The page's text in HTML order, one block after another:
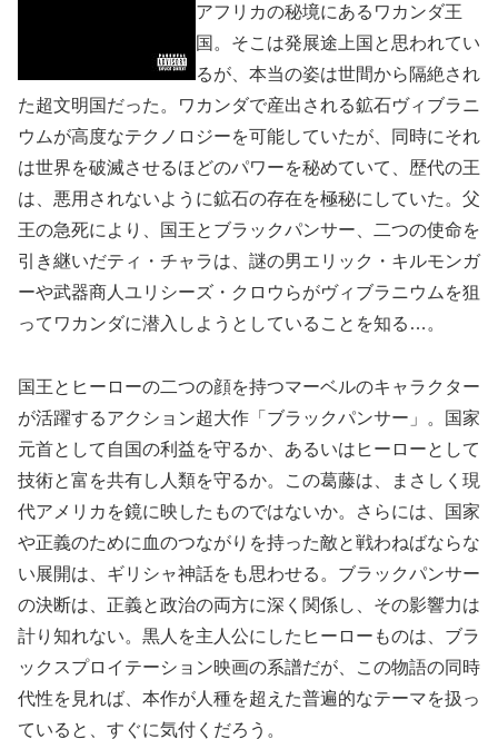
アフリカの秘境にあるワカンダ王
国。そこは発展途上国と思われてい
るが、本当の姿は世間から隔絶され
た超文明国だった。ワカンダで産出される鉱石ヴィブラニ
ウムが高度なテクノロジーを可能していたが、同時にそれ
は世界を破滅させるほどのパワーを秘めていて、歴代の王
は、悪用されないように鉱石の存在を極秘にしていた。父
王の急死により、国王とブラックパンサー、二つの使命を
引き継いだティ・チャラは、謎の男エリック・キルモンガ
ーや武器商人ユリシーズ・クロウらがヴィブラニウムを狙
ってワカンダに潜入しようとしていることを知る…。
国王とヒーローの二つの顔を持つマーベルのキャラクター
が活躍するアクション超大作「ブラックパンサー」。国家
元首として自国の利益を守るか、あるいはヒーローとして
技術と富を共有し人類を守るか。この葛藤は、まさしく現
代アメリカを鏡に映したものではないか。さらには、国家
や正義のために血のつながりを持った敵と戦わねばならな
い展開は、ギリシャ神話をも思わせる。ブラックパンサー
の決断は、正義と政治の両方に深く関係し、その影響力は
計り知れない。黒人を主人公にしたヒーローものは、ブラ
ックスプロイテーション映画の系譜だが、この物語の同時
代性を見れば、本作が人種を超えた普遍的なテーマを扱っ
ていると、すぐに気付くだろう。